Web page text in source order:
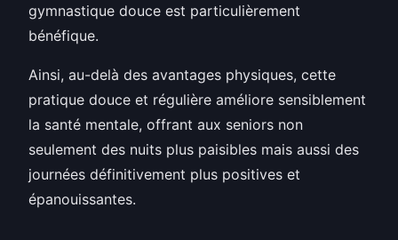
gymnastique douce est particulièrement
bénéfique.
Ainsi, au-delà des avantages physiques, cette
pratique douce et régulière améliore sensiblement
la santé mentale, offrant aux seniors non
seulement des nuits plus paisibles mais aussi des
journées définitivement plus positives et
épanouissantes.